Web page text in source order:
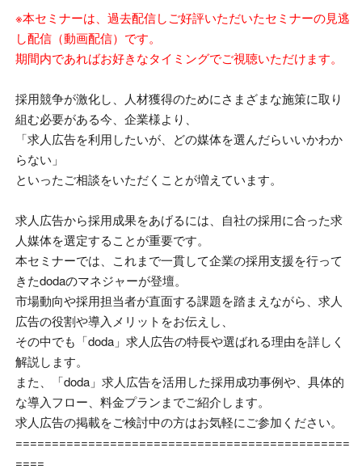
※本セミナーは、過去配信しご好評いただいたセミナーの見逃
し配信（動画配信）です。
期間内であればお好きなタイミングでご視聴いただけます。
採用競争が激化し、人材獲得のためにさまざまな施策に取り
組む必要がある今、企業様より、
「求人広告を利用したいが、どの媒体を選んだらいいかわか
らない」
といったご相談をいただくことが増えています。
求人広告から採用成果をあげるには、自社の採用に合った求
人媒体を選定することが重要です。
本セミナーでは、これまで一貫して企業の採用支援を行って
きたdodaのマネジャーが登壇。
市場動向や採用担当者が直面する課題を踏まえながら、求人
広告の役割や導入メリットをお伝えし、
その中でも「doda 」求人広告の特長や選ばれる理由を詳しく
解説します。
また、「doda 」求人広告を活用した採用成功事例や、具体的
な導入フロー、料金プランまでご紹介します。
求人広告の掲載をご検討中の方はお気軽にご参加ください。
==============================================
====